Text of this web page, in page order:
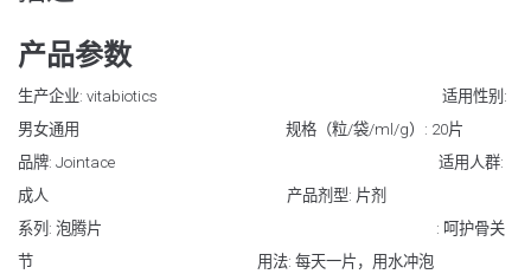
产品参数
生产企业: vitabiotics 适用性别:
男女通用 规格（粒/袋/ml/g）: 20片
品牌: Jointace 适用人群:
成人 产品剂型: 片剂
系列: 泡腾片 : 呵护骨关
节 用法: 每天一片，用水冲泡